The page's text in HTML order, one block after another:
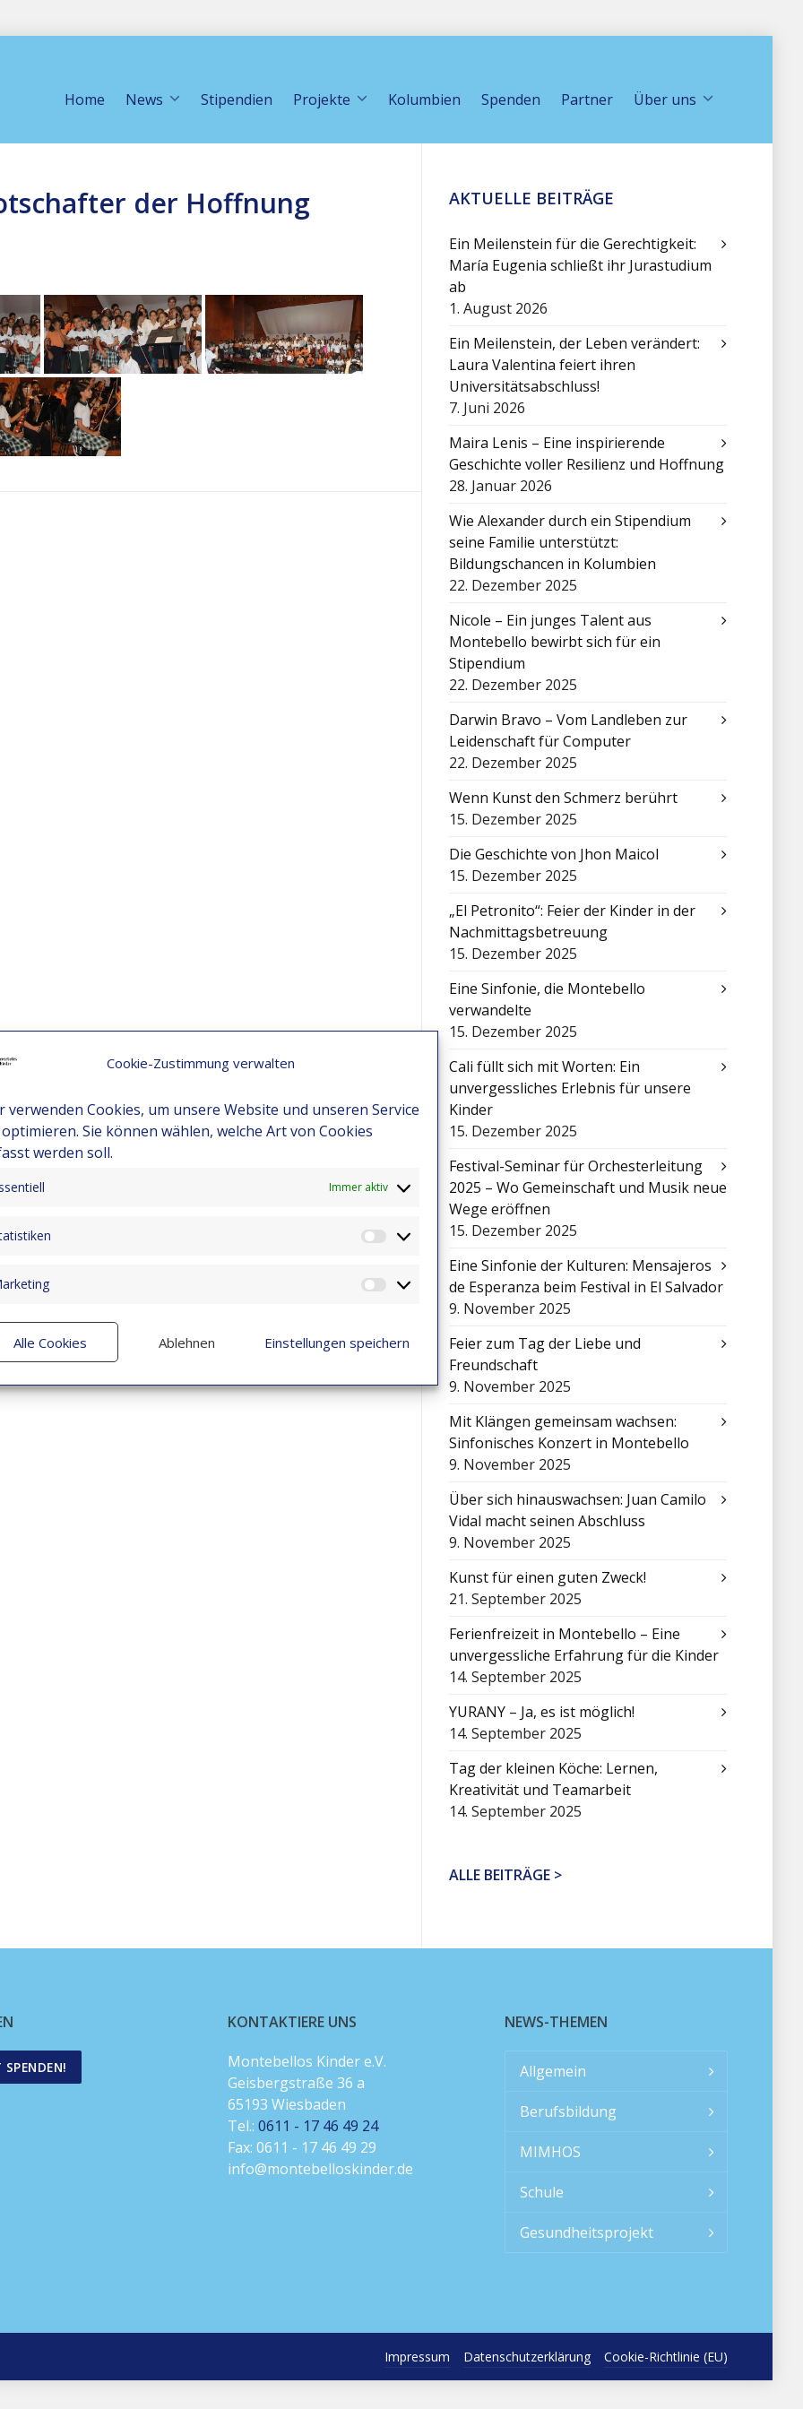
Cookie-Zustimmung verwalten
verwenden Cookies, um unsere Website und unseren Service
Sie können wählen, welche Art von Cookies
werden soll.
Immer aktiv
Statistiken
Marketing
Alle Cookies Ablehnen Einstellungen speichern
Home News Stipendien Projekte Kolumbien Spenden Partner Über uns
der Hoffnung AKTUELLE BEITRÄGE
Ein Meilenstein für die Gerechtigkeit:
María Eugenia schließt ihr Jurastudium
ab
1. August 2026
Ein Meilenstein, der Leben verändert:
Laura Valentina feiert ihren
Universitätsabschluss!
7. Juni 2026
Maira Lenis – Eine inspirierende
Geschichte voller Resilienz und Hoffnung
28. Januar 2026
Wie Alexander durch ein Stipendium
seine Familie unterstützt:
Bildungschancen in Kolumbien
22. Dezember 2025
Nicole – Ein junges Talent aus
Montebello bewirbt sich für ein
Stipendium
22. Dezember 2025
Darwin Bravo – Vom Landleben zur
Leidenschaft für Computer
22. Dezember 2025
Wenn Kunst den Schmerz berührt
15. Dezember 2025
Die Geschichte von Jhon Maicol
15. Dezember 2025
„El Petronito“: Feier der Kinder in der
Nachmittagsbetreuung
15. Dezember 2025
Eine Sinfonie, die Montebello
verwandelte
15. Dezember 2025
Cali füllt sich mit Worten: Ein
unvergessliches Erlebnis für unsere
Kinder
15. Dezember 2025
Festival-Seminar für Orchesterleitung
2025 – Wo Gemeinschaft und Musik neue
Wege eröffnen
15. Dezember 2025
Eine Sinfonie der Kulturen: Mensajeros
de Esperanza beim Festival in El Salvador
9. November 2025
Feier zum Tag der Liebe und
Freundschaft
9. November 2025
Mit Klängen gemeinsam wachsen:
Sinfonisches Konzert in Montebello
9. November 2025
Über sich hinauswachsen: Juan Camilo
Vidal macht seinen Abschluss
9. November 2025
Kunst für einen guten Zweck!
21. September 2025
Ferienfreizeit in Montebello – Eine
unvergessliche Erfahrung für die Kinder
14. September 2025
YURANY – Ja, es ist möglich!
14. September 2025
Tag der kleinen Köche: Lernen,
Kreativität und Teamarbeit
14. September 2025
ALLE BEITRÄGE >
SPENDEN!
KONTAKTIERE UNS
Montebellos Kinder e.V.
Geisbergstraße 36 a
65193 Wiesbaden
Tel.: 0611 - 17 46 49 24
Fax: 0611 - 17 46 49 29
info@montebelloskinder.de
NEWS-THEMEN
Allgemein
Berufsbildung
MIMHOS
Schule
Gesundheitsprojekt
Impressum Datenschutzerklärung Cookie-Richtlinie (EU)